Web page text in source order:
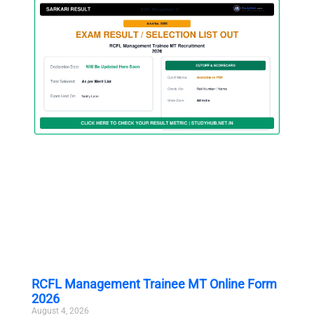
RCFL Management Trainee MT Online Form
2026
August 4, 2026